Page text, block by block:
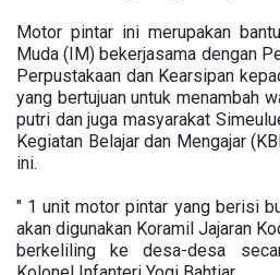
Motor pintar ini merupakan
Muda (IM) bekerjasama dengan
Perpustakaan dan Kearsipan
yang bertujuan untuk menambah
putri dan juga masyarakat
Kegiatan Belajar dan Mengajar
ini.
" 1 unit motor pintar yang berisi
akan digunakan Koramil Jajaran
berkeliling ke desa-desa